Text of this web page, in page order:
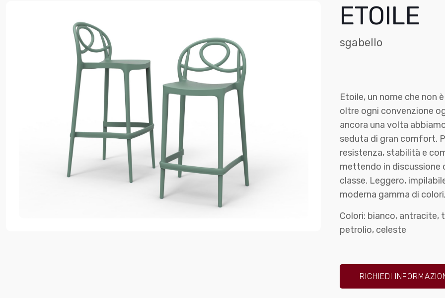
ETOILE
sgabello
Etoile, un nome che non
oltre ogni convenzione
ancora una volta
seduta di gran comfort.
resistenza, stabilità e
mettendo in
classe. Leggero,
moderna gamma di
Colori: bianco, antracite,
petrolio, celeste
RICHIEDI